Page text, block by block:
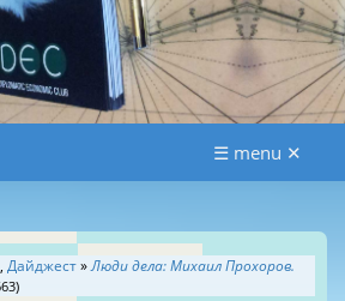
☰ menu ✕
, Дайджест»Люди дела: Михаил Прохоров.